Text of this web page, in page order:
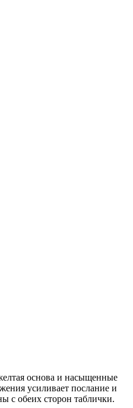
основа и насыщенные
усиливает послание и
с обеих сторон таблички.